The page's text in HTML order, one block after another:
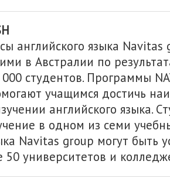
английского языка
в Австралии по
студентов. Программы
учащимся достичь
английского языка.
в одном из семи
Navitas group могут быть
50 университетов и